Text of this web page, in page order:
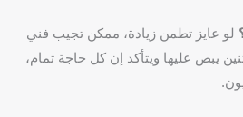
لو عايز تطمن زيادة، ممكن تجيب فني
يبص عليها ويتأكد إن كل حاجة تمام،